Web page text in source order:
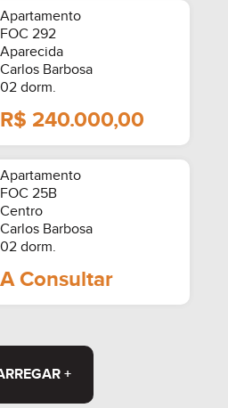
Apartamento
FOC 292
Aparecida
Carlos Barbosa
02 dorm.
R$ 240.000,00
Apartamento
FOC 25B
Centro
Carlos Barbosa
02 dorm.
A Consultar
+